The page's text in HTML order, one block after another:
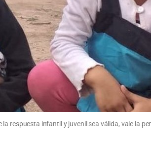
respuesta infantil y juvenil sea válida, vale la